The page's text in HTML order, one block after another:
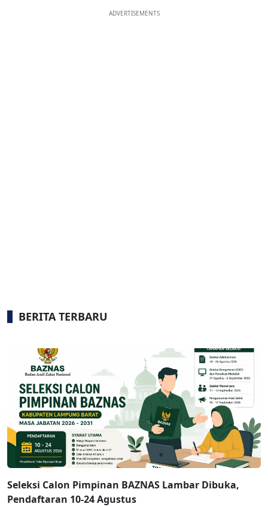
ADVERTISEMENTS
BERITA TERBARU
Seleksi Calon Pimpinan BAZNAS Lambar Dibuka,
Pendaftaran 10-24 Agustus